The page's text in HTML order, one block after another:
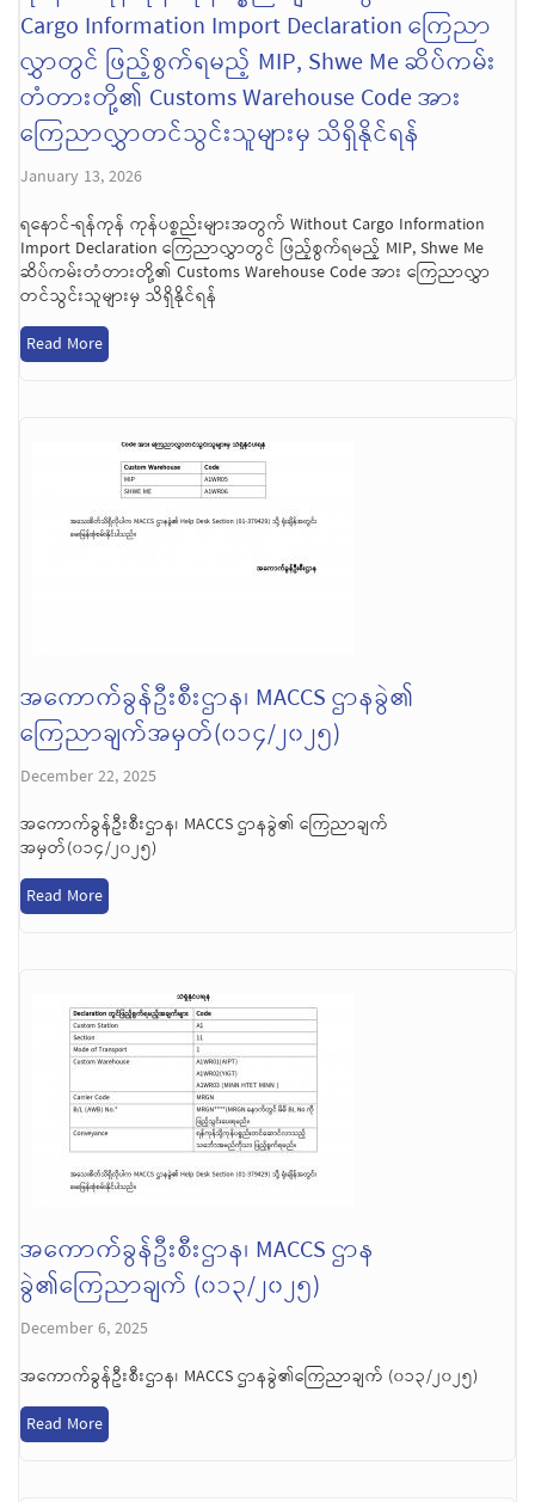
Cargo Information Import Declaration ကြေညာ
လွှာတွင် ဖြည့်စွက်ရမည့် MIP, Shwe Me ဆိပ်ကမ်း
တံတားတို့၏ Customs Warehouse Code အား
ကြေညာလွှာတင်သွင်းသူများမှ သိရှိနိုင်ရန်
January 13, 2026
ရနောင်-ရန်ကုန် ကုန်ပစ္စည်းများအတွက် Without Cargo Information
Import Declaration ကြေညာလွှာတွင် ဖြည့်စွက်ရမည့် MIP, Shwe Me
ဆိပ်ကမ်းတံတားတို့၏ Customs Warehouse Code အား ကြေညာလွှာ
တင်သွင်းသူများမှ သိရှိနိုင်ရန်
Read More
အကောက်ခွန်ဦးစီးဌာန၊ MACCS ဌာနခွဲ၏
ကြေညာချက်အမှတ်(၀၁၄/၂၀၂၅)
December 22, 2025
အကောက်ခွန်ဦးစီးဌာန၊ MACCS ဌာနခွဲ၏ ကြေညာချက်
အမှတ်(၀၁၄/၂၀၂၅)
Read More
အကောက်ခွန်ဦးစီးဌာန၊ MACCS ဌာန
ခွဲ၏ကြေညာချက် (၀၁၃/၂၀၂၅)
December 6, 2025
အကောက်ခွန်ဦးစီးဌာန၊ MACCS ဌာနခွဲ၏ကြေညာချက် (၀၁၃/၂၀၂၅)
Read More